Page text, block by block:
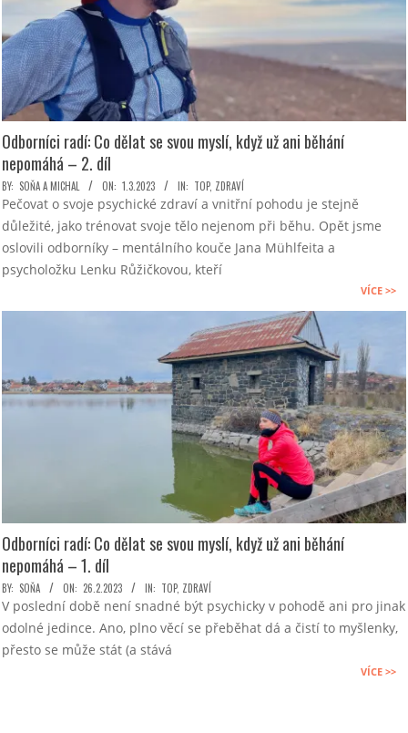
Odborníci radí: Co dělat se svou myslí, když už ani běhání
nepomáhá – 2. díl
2023-
03-
01
BY: SOŇA A MICHAL ON: 1.3.2023 IN: TOP, ZDRAVÍ
Pečovat o svoje psychické zdraví a vnitřní pohodu je stejně
důležité, jako trénovat svoje tělo nejenom při běhu. Opět jsme
oslovili odborníky – mentálního kouče Jana Mühlfeita a
psycholožku Lenku Růžičkovou, kteří
VÍCE >>
Odborníci radí: Co dělat se svou myslí, když už ani běhání
nepomáhá – 1. díl
2023-
02-
26
BY: SOŇA ON: 26.2.2023 IN: TOP, ZDRAVÍ
V poslední době není snadné být psychicky v pohodě ani pro jinak
odolné jedince. Ano, plno věcí se přeběhat dá a čistí to myšlenky,
přesto se může stát (a stává
VÍCE >>